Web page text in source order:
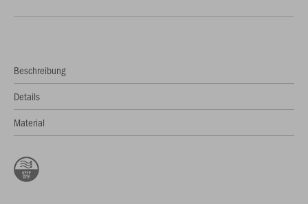
Beschreibung
Details
Material